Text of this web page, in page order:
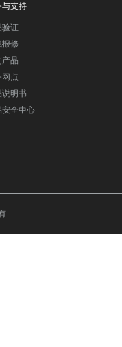
与支持
验证
报修
产品
网点
说明书
安全中心